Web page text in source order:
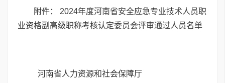
附件： 2024年度河南省安全应急专业技术人员职
业资格副高级职称考核认定委员会评审通过人员名单
河南省人力资源和社会保障厅